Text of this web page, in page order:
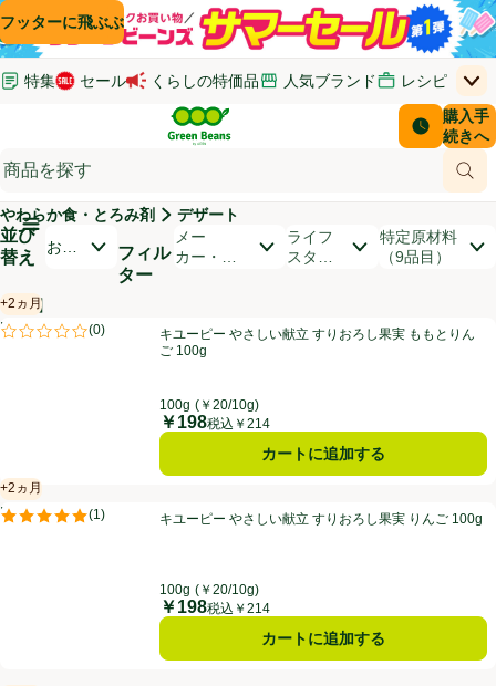
コンテンツに飛ぶ
検索に飛ぶ
フッターに飛ぶ
特集 セール くらしの特価品 人気ブランド レシピ
はじめてのお買い物ガイド
(新しいウィンドウで開く) (新しいウィンドウで開く)
サポート・ヘルプ・お問い合わせ
(新しいウィンドウで開く)
上
Green Beans
商
配送日時
購入手
続きへ
お客さ
￥0
メインメニュ―ボタン
やわらか食・とろみ剤 デザート
並び
替え
開いて並び替えオプションのリストを見る
おす
フィル
ター
メー
カー・ブ
ライフ
スタイ
特定原材料
（9品目）
商品リスト
【PR】
PR
PR
キユーピー やさしい献立 すりおろし果実 ももとりんご 100g
+2ヵ月
賞味・消費期限保証：2ヵ月
(0)
評価は0件のレビューで5点中0.0点。キユーピー やさしい献立 すりおろし果実 ももとりん
ご 100g
100g (￥20/10g)
価格
￥198税込￥214
カートに追加する
PR
PR
キユーピー やさしい献立 すりおろし果実 りんご 100g
+2ヵ月
賞味・消費期限保証：2ヵ月
(1)
評価は1件のレビューで5点中5.0点。キユーピー やさしい献立 すりおろし果実 りんご 100g
100g (￥20/10g)
価格
￥198税込￥214
カートに追加する